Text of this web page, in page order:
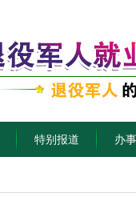
特别报道 办